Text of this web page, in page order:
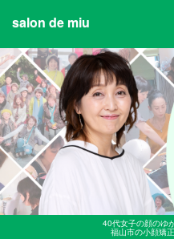
40代女子の顔のゆ
福山市の小顔矯
salon de miu